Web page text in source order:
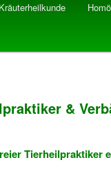
Kräuterheilkunde
&
Tierheilpraktiker